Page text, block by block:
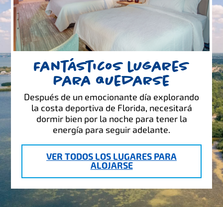
Fantásticos lugares
para quedarse
Después de un emocionante día explorando
la costa deportiva de Florida, necesitará
dormir bien por la noche para tener la
energía para seguir adelante.
VER TODOS LOS LUGARES PARA
ALOJARSE